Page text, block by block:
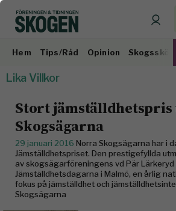
Hem Tips/Råd Opinion
Lika Villkor
Stort
Skogsägarna
29 januari 2016 Norra Skogsägarna har i
Jämställdhetspriset. Den prestigefyllda
av skogsägarföreningens vd Pär Lärkeryd
Jämställdhetsdagarna i Malmö, en årlig
fokus på jämställdhet och
Skogsägarna